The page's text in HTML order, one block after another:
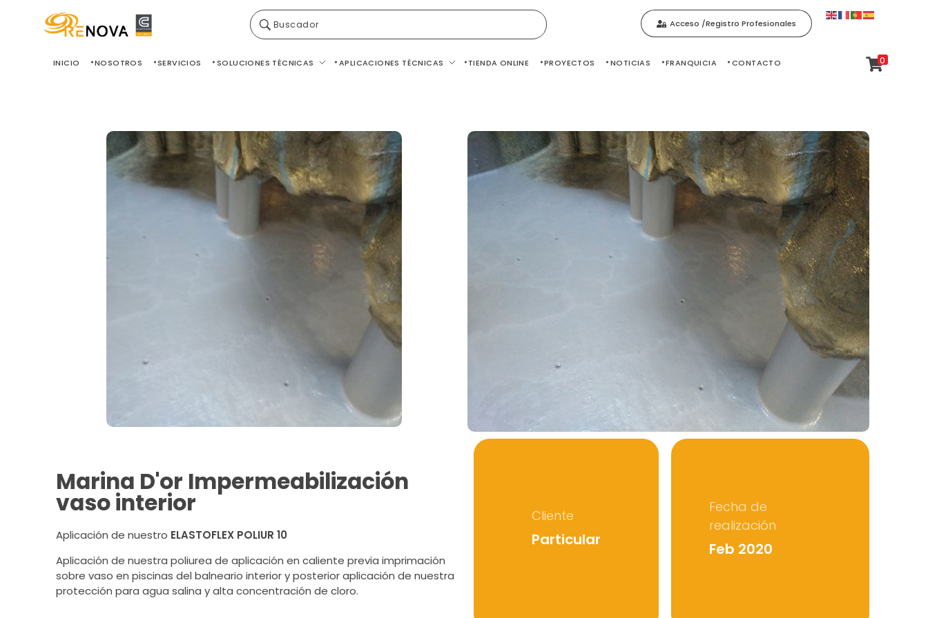
Buscador Acceso /Registro Profesionales
INICIO NOSOTROS SERVICIOS SOLUCIONES TÉCNICAS APLICACIONES TÉCNICAS TIENDA ONLINE PROYECTOS NOTICIAS FRANQUICIA CONTACTO 0
Marina D'or Impermeabilización
vaso interior
Aplicación de nuestro ELASTOFLEX POLIUR 10
Aplicación de nuestra poliurea de aplicación en caliente previa imprimación
sobre vaso en piscinas del balneario interior y posterior aplicación de nuestra
protección para agua salina y alta concentración de cloro.
Cliente
Particular
Fecha de
realización
Feb 2020